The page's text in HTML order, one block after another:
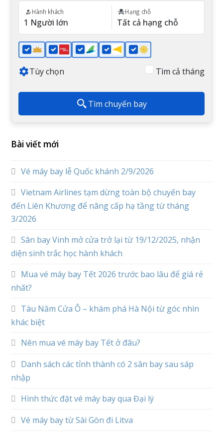
Hành khách Hạng chỗ
Tùy chọn Tìm cả tháng
Tìm chuyến bay
Bài viết mới
Vé máy bay lễ Quốc khánh 2/9/2026
Vietnam Airlines tạm dừng toàn bộ chuyến bay
đến Liên Khương để nâng cấp hạ tầng từ tháng
3/2026
Sân bay Vinh mở cửa trở lại từ 19/12/2025, nhận
diện sinh trắc học hành khách
Mua vé máy bay Tết 2026 trước bao lâu để giá rẻ
nhất?
Tàu Năm Cửa Ô – khám phá Hà Nội từ góc nhìn
khác biệt
Nên mua vé máy bay Tết ở đâu?
Danh sách các tỉnh thành có 2 sân bay sau sáp
nhập
Hình thức đặt vé máy bay qua Đại lý
Vé máy bay từ Sài Gòn đi Litva